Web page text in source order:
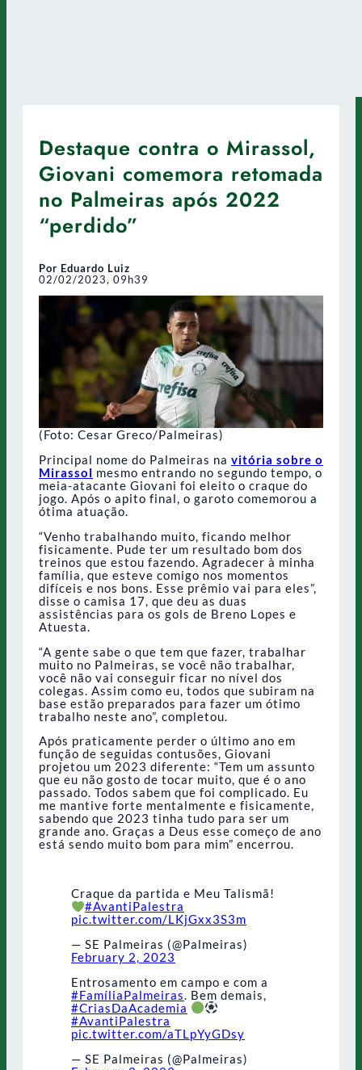
Destaque contra o Mirassol,
Giovani comemora retomada
no Palmeiras após 2022
“perdido”
Por Eduardo Luiz
02/02/2023, 09h39
(Foto: Cesar Greco/Palmeiras)
Principal nome do Palmeiras na vitória sobre o
Mirassol mesmo entrando no segundo tempo, o
meia-atacante Giovani foi eleito o craque do
jogo. Após o apito final, o garoto comemorou a
ótima atuação.
“Venho trabalhando muito, ficando melhor
fisicamente. Pude ter um resultado bom dos
treinos que estou fazendo. Agradecer à minha
família, que esteve comigo nos momentos
difíceis e nos bons. Esse prêmio vai para eles”,
disse o camisa 17, que deu as duas
assistências para os gols de Breno Lopes e
Atuesta.
“A gente sabe o que tem que fazer, trabalhar
muito no Palmeiras, se você não trabalhar,
você não vai conseguir ficar no nível dos
colegas. Assim como eu, todos que subiram na
base estão preparados para fazer um ótimo
trabalho neste ano”, completou.
Após praticamente perder o último ano em
função de seguidas contusões, Giovani
projetou um 2023 diferente: “Tem um assunto
que eu não gosto de tocar muito, que é o ano
passado. Todos sabem que foi complicado. Eu
me mantive forte mentalmente e fisicamente,
sabendo que 2023 tinha tudo para ser um
grande ano. Graças a Deus esse começo de ano
está sendo muito bom para mim” encerrou.
Craque da partida e Meu Talismã!
#AvantiPalestra
pic.twitter.com/LKjGxx3S3m
— SE Palmeiras (@Palmeiras)
February 2, 2023
Entrosamento em campo e com a
#FamíliaPalmeiras. Bem demais,
#CriasDaAcademia
#AvantiPalestra
pic.twitter.com/aTLpYyGDsy
— SE Palmeiras (@Palmeiras)